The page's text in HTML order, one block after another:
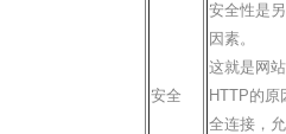
安全
安全性是
因素。
这就是网
HTTP的原
全连接，